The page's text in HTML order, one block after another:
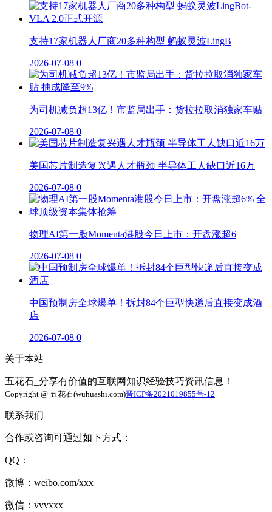
支持17家机器人厂商20多种构型 蚂蚁灵波LingB
2026-07-08 0
为司机减负超13亿！市监局出手：货拉拉取消独家车贴
2026-07-08 0
美国芯片制造复兴遇人才瓶颈 半导体工人缺口近16万
2026-07-08 0
物理AI第一股Momenta港股今日上市：开盘涨超6
2026-07-08 0
中国预制房全球爆单！拆封84个巨型快递后直接变成酒
店
2026-07-08 0
关于本站
五花石_分享有价值的互联网知识经验技巧资讯信息！
Copyright @ 五花石(wuhuashi.com)晋ICP备2021019855号-12
联系我们
合作或咨询可通过如下方式：
QQ：
微博：weibo.com/xxx
微信：vvvxxx